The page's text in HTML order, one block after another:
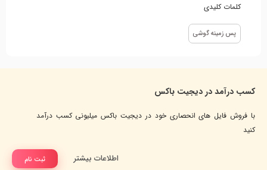
کلمات کلیدی
پس زمینه گوشی
کسب درآمد در دیجیت باکس
با فروش فایل های انحصاری خود در دیجیت باکس میلیونی کسب درآمد
کنید
ثبت نام اطلاعات بیشتر